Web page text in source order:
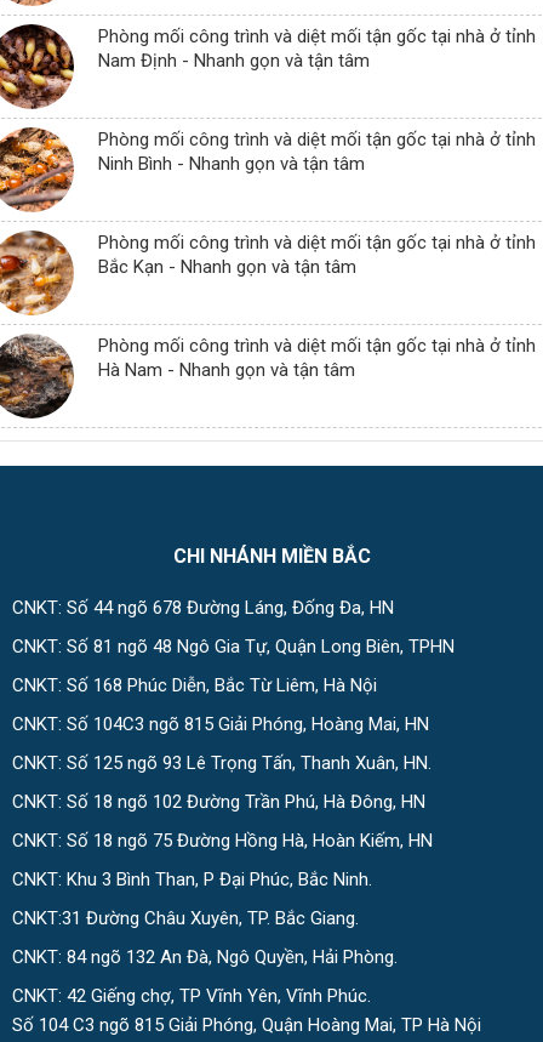
Phòng mối công trình và diệt mối tận gốc tại nhà ở tỉnh
Nam Định - Nhanh gọn và tận tâm
Phòng mối công trình và diệt mối tận gốc tại nhà ở tỉnh
Ninh Bình - Nhanh gọn và tận tâm
Phòng mối công trình và diệt mối tận gốc tại nhà ở tỉnh
Bắc Kạn - Nhanh gọn và tận tâm
Phòng mối công trình và diệt mối tận gốc tại nhà ở tỉnh
Hà Nam - Nhanh gọn và tận tâm
CHI NHÁNH MIỀN BẮC
CNKT: Số 44 ngõ 678 Đường Láng, Đống Đa, HN
CNKT: Số 81 ngõ 48 Ngô Gia Tự, Quận Long Biên, TPHN
CNKT: Số 168 Phúc Diễn, Bắc Từ Liêm, Hà Nội
CNKT: Số 104C3 ngõ 815 Giải Phóng, Hoàng Mai, HN
CNKT: Số 125 ngõ 93 Lê Trọng Tấn, Thanh Xuân, HN.
CNKT: Số 18 ngõ 102 Đường Trần Phú, Hà Đông, HN
CNKT: Số 18 ngõ 75 Đường Hồng Hà, Hoàn Kiếm, HN
CNKT: Khu 3 Bình Than, P Đại Phúc, Bắc Ninh.
CNKT:31 Đường Châu Xuyên, TP. Bắc Giang.
CNKT: 84 ngõ 132 An Đà, Ngô Quyền, Hải Phòng.
CNKT: 42 Giếng chợ, TP Vĩnh Yên, Vĩnh Phúc.
Số 104 C3 ngõ 815 Giải Phóng, Quận Hoàng Mai, TP Hà Nội